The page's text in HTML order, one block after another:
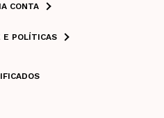
CONTA
E POLÍTICAS